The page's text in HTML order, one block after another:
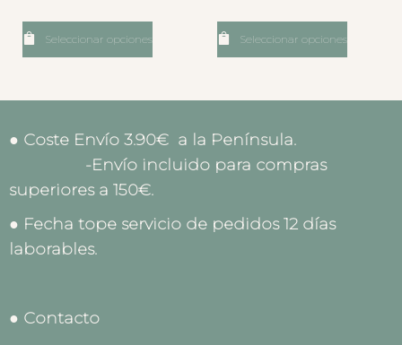
Seleccionar opciones Seleccionar opciones
● Coste Envío 3.90€ a la Península.
-Envío incluido para compras
superiores a 150€.
● Fecha tope servicio de pedidos 12 días
laborables.
● Contacto